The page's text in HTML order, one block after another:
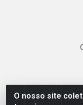
O nosso site
Linhavix